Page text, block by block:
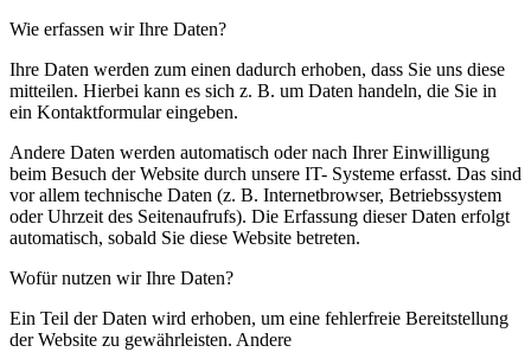
Wie erfassen wir Ihre Daten?
Ihre Daten werden zum einen dadurch erhoben, dass Sie uns diese
mitteilen. Hierbei kann es sich z. B. um Daten handeln, die Sie in
ein Kontaktformular eingeben.
Andere Daten werden automatisch oder nach Ihrer Einwilligung
beim Besuch der Website durch unsere IT- Systeme erfasst. Das sind
vor allem technische Daten (z. B. Internetbrowser, Betriebssystem
oder Uhrzeit des Seitenaufrufs). Die Erfassung dieser Daten erfolgt
automatisch, sobald Sie diese Website betreten.
Wofür nutzen wir Ihre Daten?
Ein Teil der Daten wird erhoben, um eine fehlerfreie Bereitstellung
der Website zu gewährleisten. Andere